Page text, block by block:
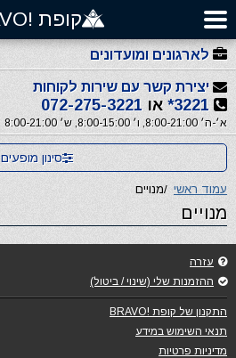
קופת !BRAVO
לארגונים ומועדונים
יצירת קשר עם שירות לקוחות
3221* או 072-275-3221
א׳-ה׳ 8:00-21:00, ו׳ 8:00-15:00, ש׳ 8:00-21:00
סינון מופעים
עמוד ראשי /מנויים
מנויים
עזרה
ההזמנות שלי (שינוי / ביטול)
התקנון של קופת !BRAVO
תנאי השימוש במידע
מדיניות פרטיות